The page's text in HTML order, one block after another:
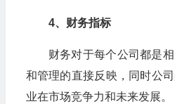
4、财务指标
财务对于每个公司都是
和管理的直接反映，同时公
业在市场竞争力和未来发展。